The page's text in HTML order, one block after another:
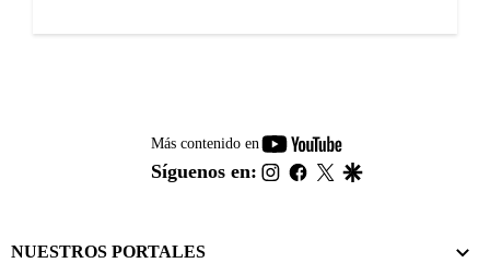
Más contenido en
youtube-
footer
Síguenos en: instagram
facebook
twitter
NUESTROS PORTALES